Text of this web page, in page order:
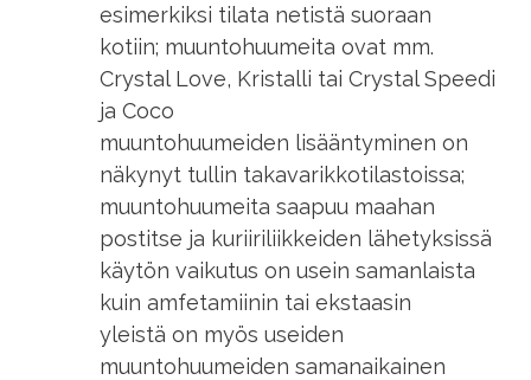
esimerkiksi tilata netistä suoraan
kotiin; muuntohuumeita ovat mm.
Crystal Love, Kristalli tai Crystal Speedi
ja Coco
muuntohuumeiden lisääntyminen on
näkynyt tullin takavarikkotilastoissa;
muuntohuumeita saapuu maahan
postitse ja kuriiriliikkeiden lähetyksissä
käytön vaikutus on usein samanlaista
kuin amfetamiinin tai ekstaasin
yleistä on myös useiden
muuntohuumeiden samanaikainen